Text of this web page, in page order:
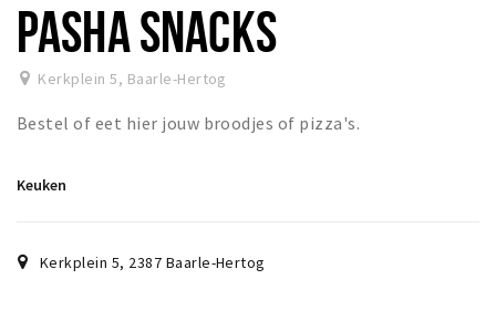
Slapen
Recreatief
Winkels
Bezienswaardigheden
PASHA SNACKS
Kerkplein 5, Baarle-Hertog
Bestel of eet hier jouw broodjes of pizza's.
Keuken
Kerkplein 5, 2387 Baarle-Hertog